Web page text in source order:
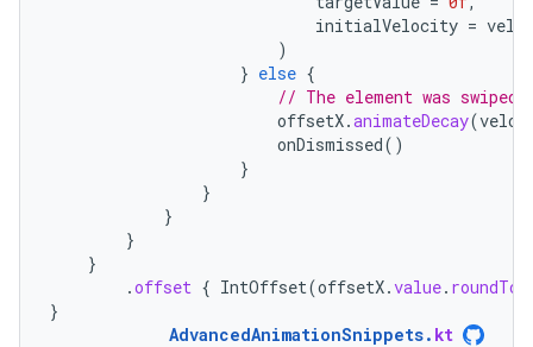
initialVelocity =
)
} else {
// The element was swiped
offsetX.animateDecay(
onDismissed()
}
}
}
}
}
.offset { IntOffset(offsetX.value.
}
AdvancedAnimationSnippets. kt